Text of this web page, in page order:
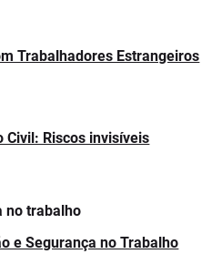
Trabalhadores Estrangeiros
Civil: Riscos invisíveis
e Segurança no Trabalho